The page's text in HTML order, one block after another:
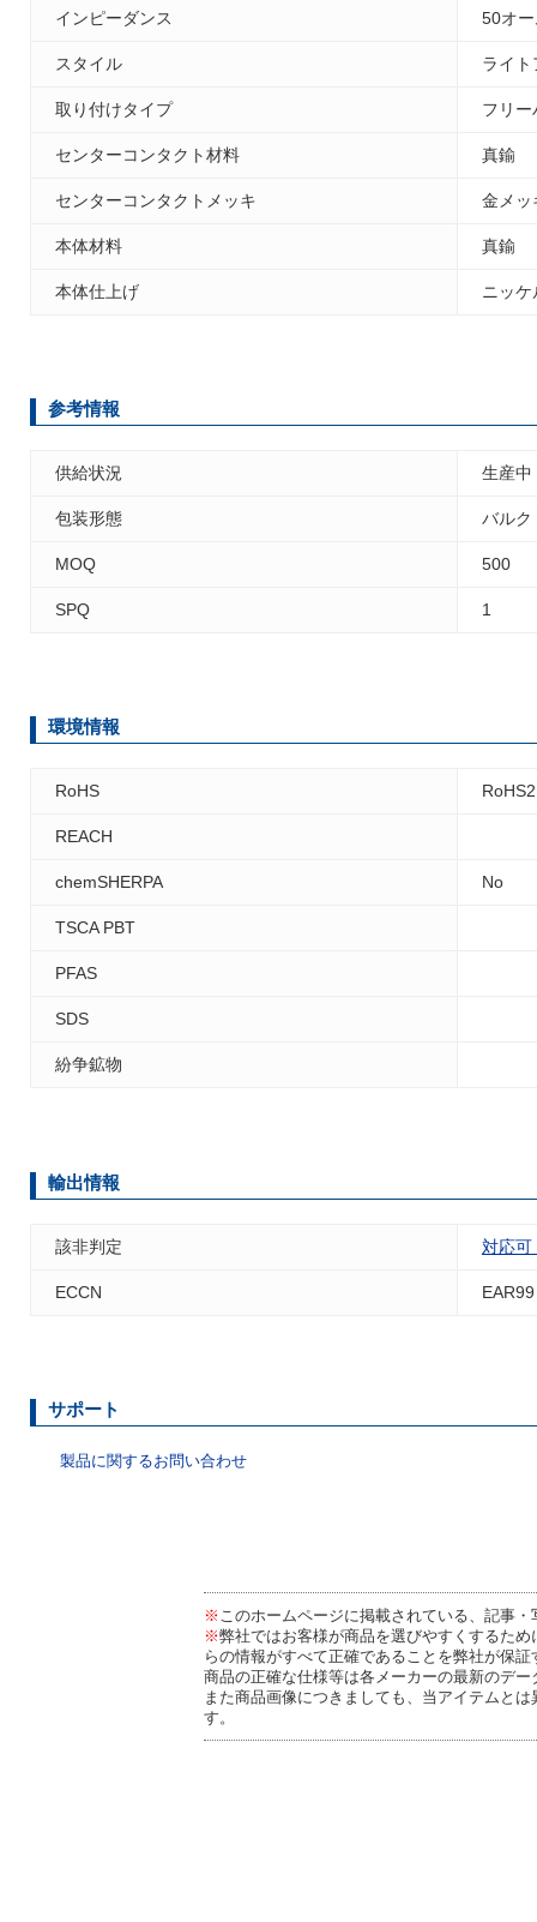
インピーダンス 50オ
スタイル ライト
取り付けタイプ フリー
センターコンタクト材料 真鍮
センターコンタクトメッキ 金メッ
本体材料 真鍮
本体仕上げ ニッケ
参考情報
供給状況 生産中
包装形態 バルク
MOQ 500
SPQ 1
環境情報
RoHS
REACH
chemSHERPA No
TSCA PBT
PFAS
SDS
紛争鉱物
輸出情報
該非判定 対応可
ECCN EAR99
サポート
製品に関するお問い合わせ
※ このホームページに掲載されている、記事
※弊社ではお客様が商品を選びやすくするた
らの情報がすべて正確であることを弊社が保
商品の正確な仕様等は各メーカーの最新のデ
また商品画像につきましても、当アイテムと
す。